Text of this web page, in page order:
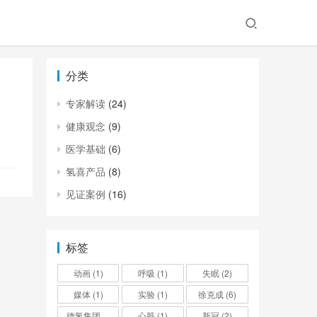
分类
专家解读 (24)
健康观念 (9)
医学基础 (6)
氢喜产品 (8)
见证案例 (16)
标签
动画(1) 呼吸 (1) 失眠 (2)
媒体(1) 实验(1) 徐克成 (6)